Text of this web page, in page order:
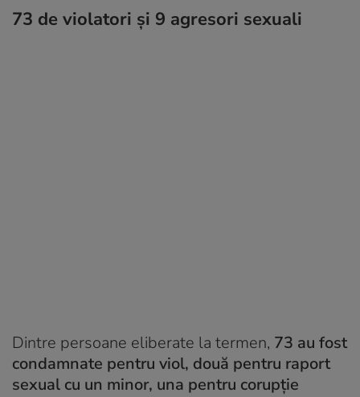
73 de violatori și 9 agresori sexuali
Dintre persoane eliberate la termen, 73 au fost
condamnate pentru viol, două pentru raport
sexual cu un minor, una pentru corupție